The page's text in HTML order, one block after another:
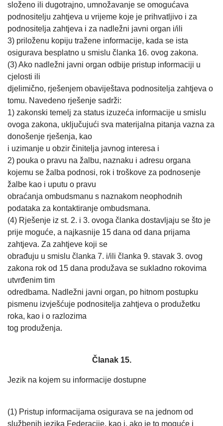
složeno ili dugotrajno, umnožavanje se omogućava
podnositelju zahtjeva u vrijeme koje je prihvatljivo i za
podnositelja zahtjeva i za nadležni javni organ i/ili
3) priloženu kopiju tražene informacije, kada se ista
osigurava besplatno u smislu članka 16. ovog zakona.
(3) Ako nadležni javni organ odbije pristup informaciji u
cjelosti ili
djelimično, rješenjem obaviještava podnositelja zahtjeva o
tomu. Navedeno rješenje sadrži:
1) zakonski temelj za status izuzeća informacije u smislu
ovoga zakona, uključujući sva materijalna pitanja vazna za
donošenje rješenja, kao
i uzimanje u obzir činitelja javnog interesa i
2) pouka o pravu na žalbu, naznaku i adresu organa
kojemu se žalba podnosi, rok i troškove za podnosenje
žalbe kao i uputu o pravu
obraćanja ombudsmanu s naznakom neophodnih
podataka za kontaktiranje ombudsmana.
(4) Rješenje iz st. 2. i 3. ovoga članka dostavljaju se što je
prije moguće, a najkasnije 15 dana od dana prijama
zahtjeva. Za zahtjeve koji se
obrađuju u smislu članka 7. i/ili članka 9. stavak 3. ovog
zakona rok od 15 dana produžava se sukladno rokovima
utvrđenim tim
odredbama. Nadležni javni organ, po hitnom postupku
pismenu izvješćuje podnositelja zahtjeva o produžetku
roka, kao i o razlozima
tog produženja.
Članak 15.
Jezik na kojem su informacije dostupne
(1) Pristup informacijama osigurava se na jednom od
službenih jezika Federacije, kao i, ako je to moguće i